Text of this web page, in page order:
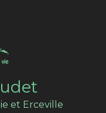
et Erceville